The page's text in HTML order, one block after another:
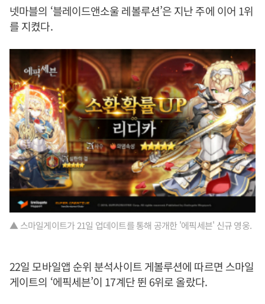
넷마블의 ‘블레이드앤소울 레볼루션’은 지난 주에 이어 1위
를 지켰다.
▲ 스마일게이트가 21일 업데이트를 통해 공개한 '에픽세븐' 신규 영웅.
22일 모바일앱 순위 분석사이트 게볼루션에 따르면 스마일
게이트의 ‘에픽세븐’이 17계단 뛴 6위로 올랐다.